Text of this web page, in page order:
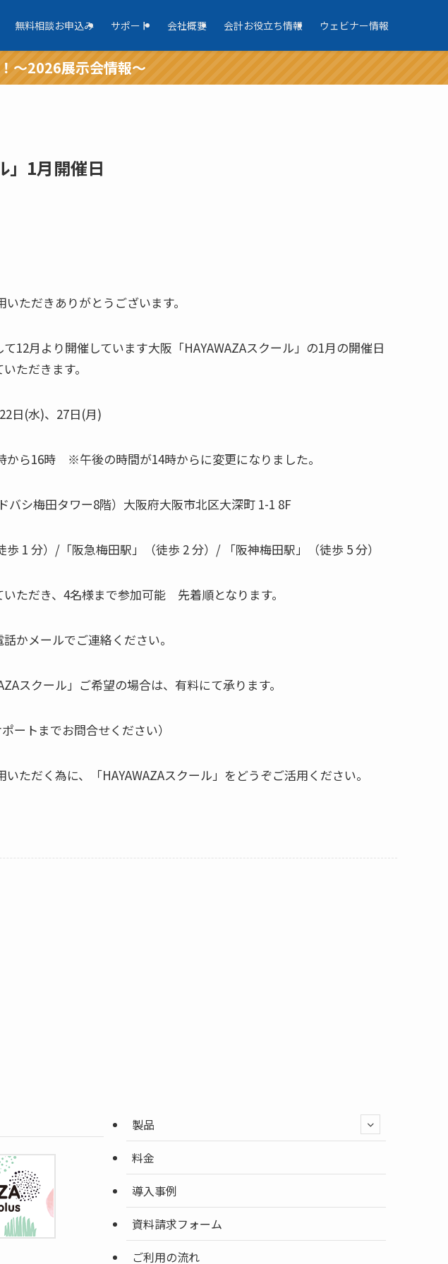
無料相談お申込み サポート 会社概要 会計お役立ち情報 ウェビナー情報
～2026展示会情報～
」1月開催日
ただきありがとうございます。
12月より開催しています大阪「HAYAWAZAスクール」の1月の開催日
ただきます。
日(水)、27日(月)
ら16時 ※午後の時間が14時からに変更になりました。
バシ梅田タワー8階）大阪府大阪市北区大深町 1-1 8F
1 分）/「阪急梅田駅」（徒歩 2 分）/ 「阪神梅田駅」（徒歩 5 分）
ただき、4名様まで参加可能 先着順となります。
かメールでご連絡ください。
スクール」ご希望の場合は、有料にて承ります。
ートまでお問合せください）
ただく為に、「HAYAWAZAスクール」をどうぞご活用ください。
製品
料金
導入事例
資料請求フォーム
ご利用の流れ